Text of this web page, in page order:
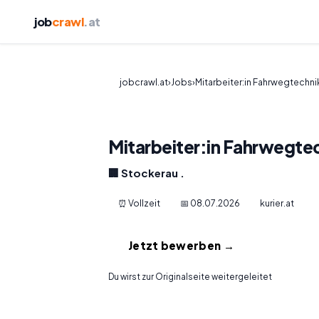
jobcrawl.at
jobcrawl.at›Jobs›Mitarbeiter:in
Mitarbeiter:in
🏢 Stockerau .
⏰ Vollzeit 📅 08.07.2026 kurier.at
Jetzt bewerben →
Du wirst zur Originalseite weitergeleitet